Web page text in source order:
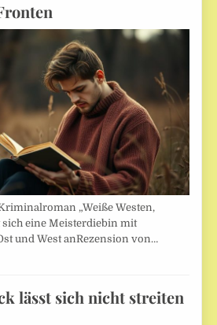
„Weiße Westen,
sich eine Meisterdiebin mit
und West anRezension von…
lässt sich nicht streiten